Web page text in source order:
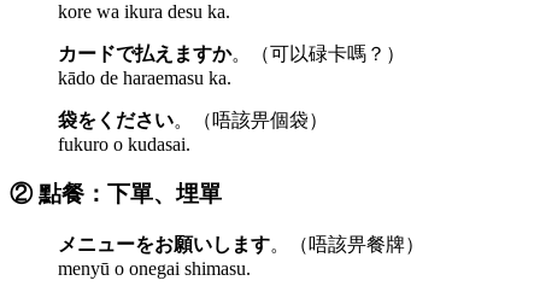
kore wa ikura desu ka.
カードで払えますか。（可以碌卡嗎？）
kādo de haraemasu ka.
袋をください。（唔該畀個袋）
fukuro o kudasai.
② 點餐：下單、埋單
メニューをお願いします。（唔該畀餐牌）
menyū o onegai shimasu.